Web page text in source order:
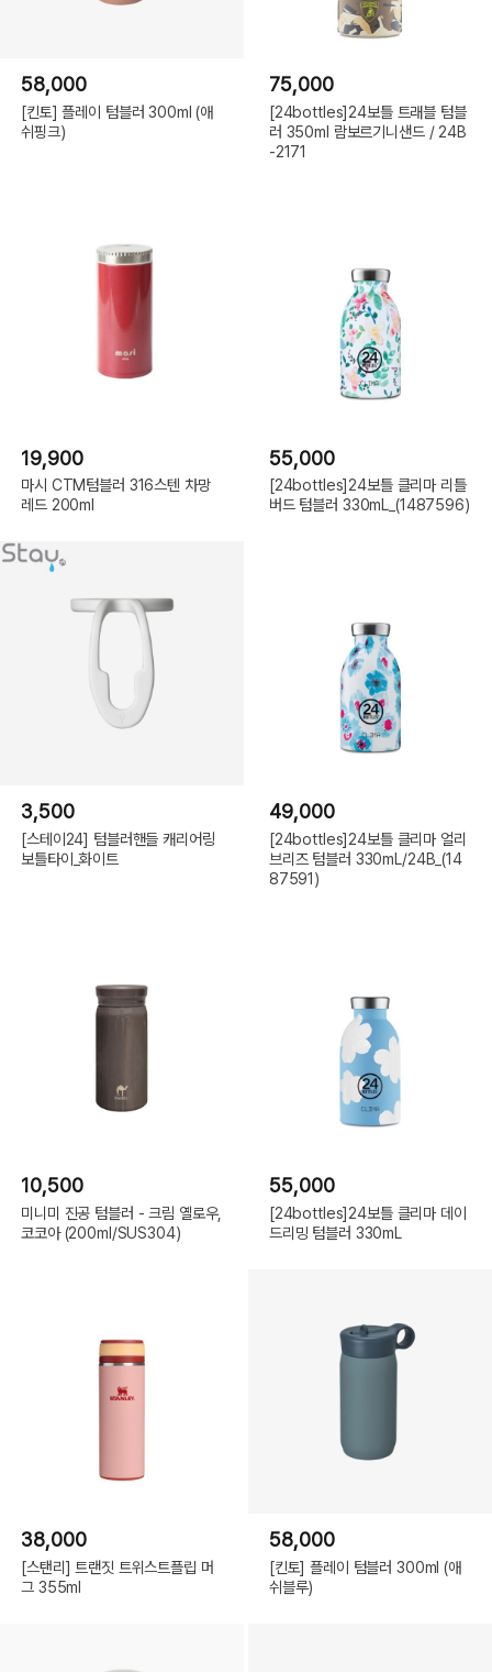
58,000
[킨토] 플레이 텀블러 300ml (애
쉬핑크)
75,000
[24bottles]24보틀 트래블 텀블
러 350ml 람보르기니샌드 / 24B
-2171
19,900
마시 CTM텀블러 316스텐 차망
레드 200ml
55,000
[24bottles]24보틀 클리마 리틀
버드 텀블러 330mL_(1487596)
3,500
[스테이24] 텀블러핸들 캐리어링
보틀타이_화이트
49,000
[24bottles]24보틀 클리마 얼리
브리즈 텀블러 330mL/24B_(14
87591)
10,500
미니미 진공 텀블러 - 크림 옐로우,
코코아 (200ml/SUS304)
55,000
[24bottles]24보틀 클리마 데이
드리밍 텀블러 330mL
38,000
[스탠리] 트랜짓 트위스트플립 머
그 355ml
58,000
[킨토] 플레이 텀블러 300ml (애
쉬블루)